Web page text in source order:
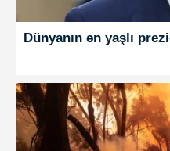
Dünyanın ən yaşlı